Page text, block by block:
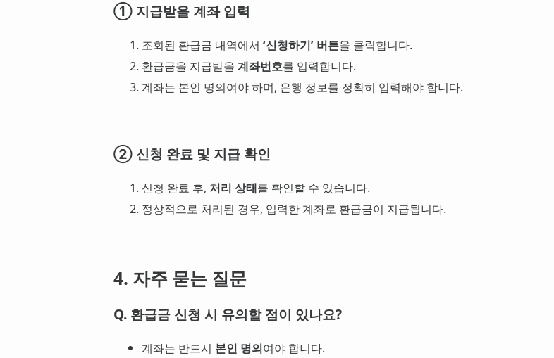
① 지급받을 계좌 입력
조회된 환급금 내역에서 ‘신청하기’ 버튼을 클릭합니다.
환급금을 지급받을 계좌번호를 입력합니다.
계좌는 본인 명의여야 하며, 은행 정보를 정확히 입력해야 합니다.
② 신청 완료 및 지급 확인
신청 완료 후, 처리 상태를 확인할 수 있습니다.
정상적으로 처리된 경우, 입력한 계좌로 환급금이 지급됩니다.
4. 자주 묻는 질문
Q. 환급금 신청 시 유의할 점이 있나요?
계좌는 반드시 본인 명의여야 합니다.